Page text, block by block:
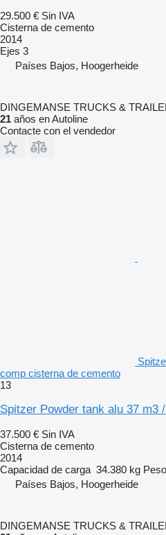
29.500 € Sin IVA
Cisterna de cemento
2014
Ejes 3
Países Bajos, Hoogerheide
DINGEMANSE TRUCKS &
21 años en Autoline
Contacte con el vendedor
comp cisterna de cemento
13
Spitzer Powder tank alu 37 m3
37.500 € Sin IVA
Cisterna de cemento
2014
Capacidad de carga 34.380 kg
Países Bajos, Hoogerheide
DINGEMANSE TRUCKS &